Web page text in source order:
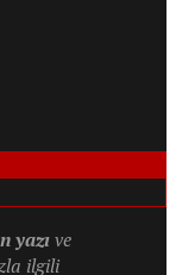
yazıve
ilgili